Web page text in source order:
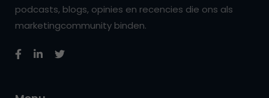
podcasts, blogs, opinies en recencies die ons als
marketingcommunity binden.